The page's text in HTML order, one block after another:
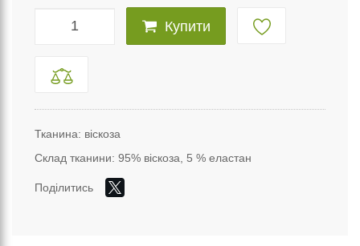
Купити
Тканина: віскоза
Склад тканини: 95% віскоза, 5 % еластан
Поділитись